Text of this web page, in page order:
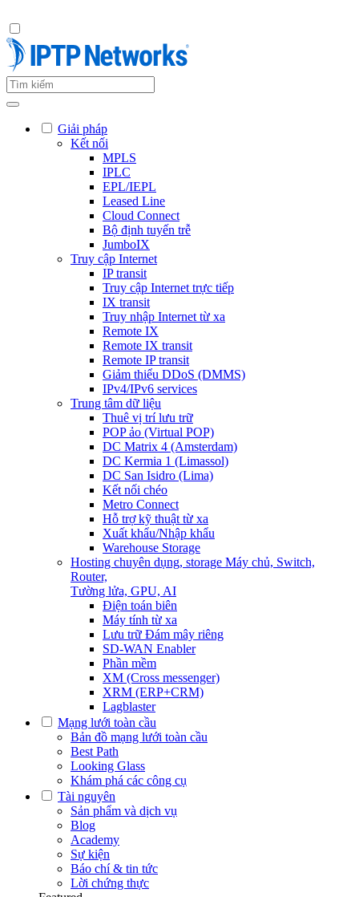
Giải pháp
Kết nối
MPLS
IPLC
EPL/IEPL
Leased Line
Cloud Connect
Bộ định tuyến trễ
JumboIX
Truy cập Internet
IP transit
Truy cập Internet trực tiếp
IX transit
Truy nhập Internet từ xa
Remote IX
Remote IX transit
Remote IP transit
Giảm thiểu DDoS (DMMS)
IPv4/IPv6 services
Trung tâm dữ liệu
Thuê vị trí lưu trữ
POP ảo (Virtual POP)
DC Matrix 4 (Amsterdam)
DC Kermia 1 (Limassol)
DC San Isidro (Lima)
Kết nối chéo
Metro Connect
Hỗ trợ kỹ thuật từ xa
Xuất khẩu/Nhập khẩu
Warehouse Storage
Hosting chuyên dụng, storage Máy chủ, Switch,
Router,
Tường lửa, GPU, AI
Điện toán biên
Máy tính từ xa
Lưu trữ Đám mây riêng
SD-WAN Enabler
Phần mềm
XM (Cross messenger)
XRM (ERP+CRM)
Lagblaster
Mạng lưới toàn cầu
Bản đồ mạng lưới toàn cầu
Best Path
Looking Glass
Khám phá các công cụ
Tài nguyên
Sản phẩm và dịch vụ
Blog
Academy
Sự kiện
Báo chí & tin tức
Lời chứng thực